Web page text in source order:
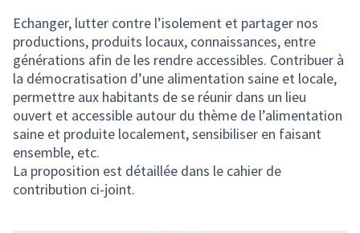
Echanger, lutter contre l’isolement et partager nos
productions, produits locaux, connaissances, entre
générations afin de les rendre accessibles. Contribuer à
la démocratisation d’une alimentation saine et locale,
permettre aux habitants de se réunir dans un lieu
ouvert et accessible autour du thème de l’alimentation
saine et produite localement, sensibiliser en faisant
ensemble, etc.
La proposition est détaillée dans le cahier de
contribution ci-joint.